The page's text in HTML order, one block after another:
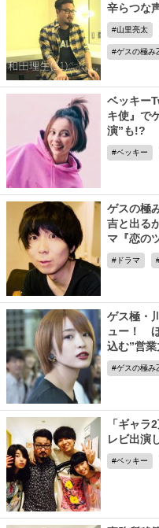
辛らつな
山里亮太
ゲスの極み
ベッキー
キ使』で
演”も!?
ベッキー
ゲスの極
吉と出る
マ『恋の
ドラマ
ゲス極・
ュー！
込む”営業
ゲスの極み
「ギャ
レビ出演
ベッキー